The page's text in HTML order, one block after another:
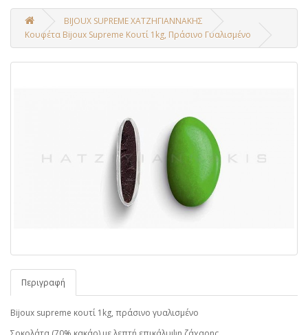
BIJOUX SUPREME ΧΑΤΖΗΓΙΑΝΝΑΚΗΣ
Κουφέτα Bijoux Supreme Κουτί 1kg, Πράσινο Γυαλισμένο
Περιγραφή
Bijoux supreme κουτί 1kg, πράσινο γυαλισμένο